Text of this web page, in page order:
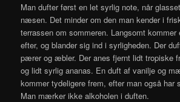
Man dufter først en let syrlig note, når
næsen. Det minder om den man kender i
terrassen om sommeren. Langsomt kommer
efter, og blander sig ind i syrligheden. Der
pærer og æbler. Der anes fjernt lidt tropiske
og lidt syrlig ananas. En duft af vanilje og
kommer tydeligere frem, efter man også har
Man mærker ikke alkoholen i duften.